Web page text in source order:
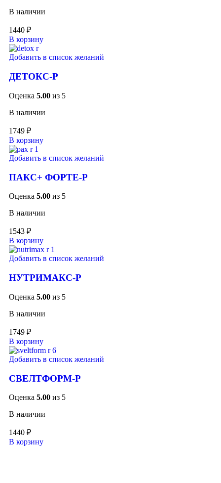
В наличии
1440 ₽
В корзину
Добавить в список желаний
ДЕТОКС-Р
Оценка 5.00 из 5
В наличии
1749 ₽
В корзину
Добавить в список желаний
ПАКС+ ФОРТЕ-Р
Оценка 5.00 из 5
В наличии
1543 ₽
В корзину
Добавить в список желаний
НУТРИМАКС-Р
Оценка 5.00 из 5
В наличии
1749 ₽
В корзину
Добавить в список желаний
СВЕЛТФОРМ-Р
Оценка 5.00 из 5
В наличии
1440 ₽
В корзину